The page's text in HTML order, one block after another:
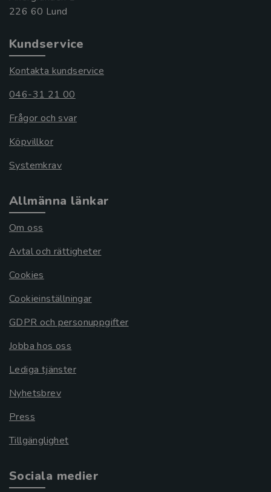
Kundservice
Kontakta kundservice
046-31 21 00
Frågor och svar
Köpvillkor
Systemkrav
Allmänna länkar
Om oss
Avtal och rättigheter
Cookies
Cookieinställningar
GDPR och personuppgifter
Jobba hos oss
Lediga tjänster
Nyhetsbrev
Press
Tillgänglighet
Sociala medier